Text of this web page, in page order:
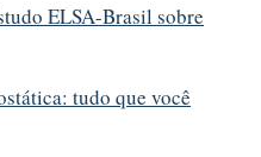
ELSA-Brasil sobre
tudo que você